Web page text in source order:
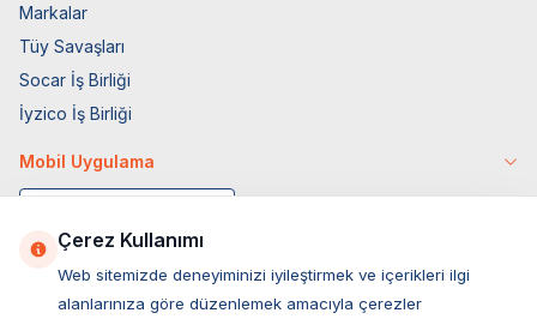
Markalar
Tüy Savaşları
Socar İş Birliği
İyzico İş Birliği
Mobil Uygulama
Çerez Kullanımı
Web sitemizde deneyiminizi iyileştirmek ve içerikleri ilgi
alanlarınıza göre düzenlemek amacıyla çerezler